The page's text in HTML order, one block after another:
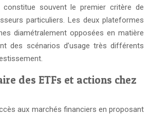
souvent le premier critère de
particuliers. Les deux plateformes
diamétralement opposées en matière
des scénarios d’usage très différents
des ETFs et actions chez
aux marchés financiers en proposant